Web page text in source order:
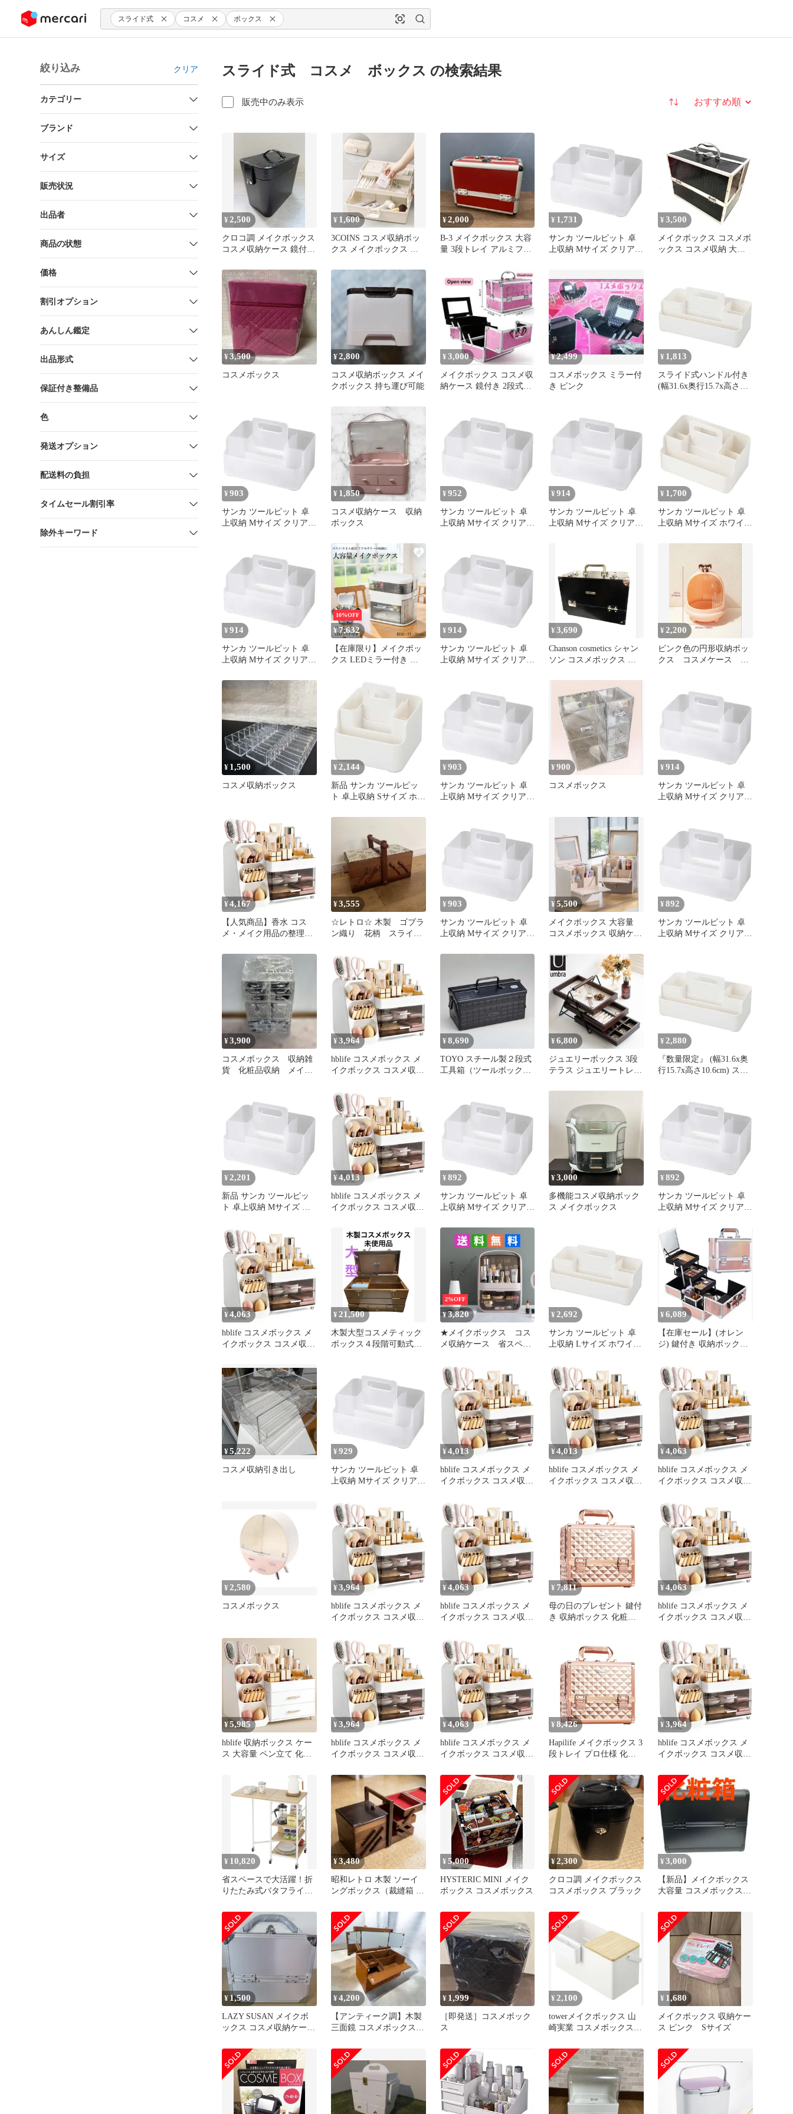
ツにスキップ スライド式 コスメ ボックス
絞り込み クリア
カテゴリー
ブランド
サイズ
販売状況
出品者
商品の状態
価格
割引オプション
あんしん鑑定
出品形式
保証付き整備品
色
発送オプション
配送料の負担
タイムセール割引率
除外キーワード
スライド式 コスメ ボックス の検索結果
販売中のみ表示 並び替え
¥ 2,500
クロコ調 メイクボックス
コスメ収納ケース 鏡付き
¥ 1,600
3COINS コスメ収納ボッ
クス メイクボックス ツ
¥2,000
B-3 メイクボックス 大容
量 3段トレイ アルミフレ
¥ 1,731
サンカ ツールピット 卓
上収納 Mサイズ クリア
ドル付き 積み重ね可能
メイクボックス リモコン
ラック コスメ化粧品収納
収納ボックス おしゃれ
卓上 日本製 収納ケース
squ+ NTP-MCL
¥ 3,500
メイクボックス コスメボ
ックス コスメ収納 大容
¥3,500
コスメボックス
¥2,800
コスメ収納ボックス メイ
クボックス 持ち運び可能
¥ 3,000
メイクボックス コスメ収
納ケース 鏡付き 2段式
¥2,499
コスメボックス ミラー付
き ピンク
¥ 1,813
スライド式ハンドル付き
(幅31.6x奥行15.7x高さ
リモコンラック コスメ化
粧品収納 Lサイズ 収納ボ
ックス おしゃれ 卓上収
納 卓上 日本製 ツールピ
ット 収納ケース squ+ サ
¥ 903
サンカ ツールピット 卓
上収納 Mサイズ クリア
ドル付き 積み重ね可能
メイクボックス リモコン
ラック コスメ化粧品収納
収納ボックス おしゃれ
卓上 日本製 収納ケース
squ＋ NTP-M 0
¥ 1,850
コスメ収納ケース 収納
ボックス
¥ 952
サンカ ツールピット 卓
上収納 Mサイズ クリア
ドル付き 積み重ね可能
メイクボックス リモコン
ラック コスメ化粧品収納
収納ボックス おしゃれ
squ＋ NTP-M 1
¥ 914
サンカ ツールピット 卓
上収納 Mサイズ クリア
10.6cm) スライド式ハン
メイクボックス リモコン
ラック コスメ化粧品収納
収納ボックス おしゃれ
卓上 日本製 収納ケース
squ＋ NTP-M 0
¥ 1,700
サンカ ツールピット 卓
上収納 Mサイズ ホワイト
10.6cm) スライド式ハン
メイクボックス リモコン
ラック コスメ化粧品収納
収納ボックス おしゃれ
卓上 日本製 収納ケース
squ+ NTP-MW
¥ 914
サンカ ツールピット 卓
上収納 Mサイズ クリア
10.6cm) スライド式ハン
ドル付き 積み重ね可能
メイクボックス リモコン
ラック コスメ化粧品収納
収納ボックス おしゃれ
卓上 日本製 収納ケース
squ＋ NTP-M 0
10%OFF
¥7,632
【在庫限り】メイクボッ
クス LEDミラー付き 大
コスメ ボックス 可愛い
おしゃれ 化粧品 鏡 メイ
クミラー 太陽光 ボック
ス メイクケース 収納 お
洒落 スキンケア 小物入
れ インテリア ホワイト
LED USB充電 化粧品収
納
¥ 914
サンカ ツールピット 卓
上収納 Mサイズ クリア
ドル付き 積み重ね可能
メイクボックス リモコン
ラック コスメ化粧品収納
収納ボックス おしゃれ
squ＋ NTP-M 0
¥3,690
Chanson cosmetics シャン
ソン コスメボックス ミ
¥ 2,200
ピンク色の円形収納ボッ
クス コスメケース 化
¥ 1,500
コスメ収納ボックス
¥ 2,144
新品 サンカ ツールピッ
ト 卓上収納 Sサイズ ホワ
さ10.6cm) スライド式ハ
メイクボックス リモコン
ラック コスメ化粧品収納
収納ボックス おしゃれ
卓上 日本製 収納ケース
squ+ NTP
¥ 903
サンカ ツールピット 卓
上収納 Mサイズ クリア
ドル付き 積み重ね可能
メイクボックス リモコン
ラック コスメ化粧品収納
収納ボックス おしゃれ
squ＋ NTP-M 1
¥900
コスメボックス
¥ 914
サンカ ツールピット 卓
上収納 Mサイズ クリア
ドル付き 積み重ね可能
メイクボックス リモコン
ラック コスメ化粧品収納
収納ボックス おしゃれ
卓上 日本製 収納ケース
squ＋ NTP-M 0
¥4,167
【人気商品】香水 コス
メ・メイク用品の整理収
性 防水 防塵 口紅収納ケ
ース 小物入れ 引き出し
付き 仕切り 収納ボック
ス 化粧品 (ホワイト) メ
イク収納ケース コスメ収
納ボックス メイクボック
ス コスメボックス hblife
¥3,555
☆レトロ☆ 木製 ゴブラ
ン織り 花柄 スライド
ス 裁縫箱
¥ 903
サンカ ツールピット 卓
上収納 Mサイズ クリア
10.6cm) スライド式ハン
メイクボックス リモコン
ラック コスメ化粧品収納
収納ボックス おしゃれ
卓上 日本製 収納ケース
squ＋ NTP-M 0
¥5,500
メイクボックス 大容量
コスメボックス 収納ケー
¥ 892
サンカ ツールピット 卓
上収納 Mサイズ クリア
メイクボックス リモコン
ラック コスメ化粧品収納
収納ボックス おしゃれ
卓上 日本製 収納ケース
squ＋ NTP-M 1
¥3,900
コスメボックス 収納雑
貨 化粧品収納 メイク
¥3,964
hblife コスメボックス メ
イクボックス コスメ収納
ス 化粧品 収納ボックス
仕切り 引き出し付き 小
物入れ 防塵 防水 強い耐
久性 人気ギフト コス
メ・メイク用品の整理収
納 香水 口紅収納ケース
(ホワイト) 1
¥8,690
TOYO スチール製２段式
工具箱（ツールボック
TOYOSTEEL 日本製 おし
ゃれ スチール製 大容量
衛生用品 収納 救急箱 裁
縫箱 コスメボックス メ
¥6,800
ジュエリーボックス 3段
テラス ジュエリートレー
収納 小物入れ アクセサ
リー収納 アクセ収納 小
物ケース 収納 スライド
収納トレイ コスメボック
ス トレイ 小物 おしゃれ
¥ 2,880
『数量限定』 (幅31.6x奥
行15.7x高さ10.6cm) スラ
クボックス リモコンラッ
ク Lサイズ コスメ化粧品
収納 収納ボックス 卓上
収納 おしゃれ 卓上 ツー
ルピット 日本製 収納ケ
ース サンカ squ+
¥ 2,201
新品 サンカ ツールピッ
ト 卓上収納 Mサイズ ク
さ10.6cm) スライド式ハ
ンドル付き 積み重ね可能
メイクボックス リモコン
ラック コスメ化粧品収納
収納ボックス おしゃれ
卓上 日本製 収納ケース
squ+ NTP-
¥4,013
hblife コスメボックス メ
イクボックス コスメ収納
ス 化粧品 収納ボックス
仕切り 引き出し付き 小
物入れ 防塵 防水 強い耐
久性 人気ギフト コス
メ・メイク用品の整理収
納 香水 口紅収納ケース
(ホワイト) 1
¥ 892
サンカ ツールピット 卓
上収納 Mサイズ クリア
10.6cm) スライド式ハン
ドル付き 積み重ね可能
メイクボックス リモコン
ラック コスメ化粧品収納
収納ボックス おしゃれ
卓上 日本製 収納ケース
squ＋ NTP-M 1
¥3,000
多機能コスメ収納ボック
ス メイクボックス
¥ 892
サンカ ツールピット 卓
上収納 Mサイズ クリア
10.6cm) スライド式ハン
ドル付き 積み重ね可能
メイクボックス リモコン
ラック コスメ化粧品収納
収納ボックス おしゃれ
卓上 日本製 収納ケース
squ＋ NTP-M 0
¥4,063
hblife コスメボックス メ
イクボックス コスメ収納
ス 化粧品 収納ボックス
仕切り 引き出し付き 小
物入れ 防塵 防水 強い耐
久性 人気ギフト コス
メ・メイク用品の整理収
納 香水 口紅収納ケース
(ホワイト) 1
¥ 21,500
木製大型コスメティック
ボックス４段階可動式三
2%OFF
¥3,820
★メイクボックス コス
メ収納ケース 省スペー
化粧箱
¥ 2,692
サンカ ツールピット 卓
上収納 Lサイズ ホワイト
10.6cm) スライド式ハン
ドル付き 積み重ね可能
メイクボックス リモコン
ラック コスメ化粧品収納
収納ボックス おしゃれ
卓上 日本製 収納ケース
squ+ NTP-LW
¥ 6,089
【在庫セール】(オレン
ジ) 鍵付き 収納ボックス
メイク道具 コスメ収納
化粧品収納 大容量 メイ
クボックス プロ仕様
Hapilife
¥5,222
コスメ収納引き出し
¥ 929
サンカ ツールピット 卓
上収納 Mサイズ クリア
10.6cm) スライド式ハン
ドル付き 積み重ね可能
メイクボックス リモコン
ラック コスメ化粧品収納
収納ボックス おしゃれ
卓上 日本製 収納ケース
squ＋ NTP-M 0
¥4,013
hblife コスメボックス メ
イクボックス コスメ収納
ス 化粧品 収納ボックス
仕切り 引き出し付き 小
物入れ 防塵 防水 強い耐
久性 人気ギフト コス
メ・メイク用品の整理収
納 香水 口紅収納ケース
(ホワイト) 1
¥4,013
hblife コスメボックス メ
イクボックス コスメ収納
仕切り 引き出し付き 小
物入れ 防塵 防水 強い耐
久性 人気ギフト コス
メ・メイク用品の整理収
納 香水 口紅収納ケース
(ホワイト) 1
¥4,063
hblife コスメボックス メ
イクボックス コスメ収納
ス 化粧品 収納ボックス
仕切り 引き出し付き 小
物入れ 防塵 防水 強い耐
久性 人気ギフト コス
メ・メイク用品の整理収
納 香水 口紅収納ケース
(ホワイト) 1
¥2,580
コスメボックス
¥3,964
hblife コスメボックス メ
イクボックス コスメ収納
ス 化粧品 収納ボックス
仕切り 引き出し付き 小
物入れ 防塵 防水 強い耐
久性 人気ギフト コス
メ・メイク用品の整理収
納 香水 口紅収納ケース
(ホワイト) 1
¥4,063
hblife コスメボックス メ
イクボックス コスメ収納
ス 化粧品 収納ボックス
仕切り 引き出し付き 小
物入れ 防塵 防水 強い耐
久性 人気ギフト コス
メ・メイク用品の整理収
納 香水 口紅収納ケース
(ホワイト) 0
¥ 7,811
母の日のプレゼント 鍵付
き 収納ボックス 化粧箱
ールド) メイク道具 ネイ
ル用品 ジュエリー コス
メ収納 化粧品収納 プロ
仕様 3段トレイ メイクボ
ックス Hapilife
¥4,063
hblife コスメボックス メ
イクボックス コスメ収納
ス 化粧品 収納ボックス
仕切り 引き出し付き 小
物入れ 防塵 防水 強い耐
久性 人気ギフト コス
メ・メイク用品の整理収
納 香水 口紅収納ケース
(ホワイト) 0
¥5,985
hblife 収納ボックス ケー
ス 大容量 ペン立て 化粧
コスメボックス 強い耐久
性 整理簡単 引き出し小
物入れ おしゃれ ジュエ
リーボックス 卓上 人気
ギフト コスメ・メイク用
品の整理収納 デスクオー
ガナイザー (ホワイト) 0
¥3,964
hblife コスメボックス メ
イクボックス コスメ収納
ス 化粧品 収納ボックス
仕切り 引き出し付き 小
物入れ 防塵 防水 強い耐
久性 人気ギフト コス
メ・メイク用品の整理収
納 香水 口紅収納ケース
(ホワイト) 0
¥4,063
hblife コスメボックス メ
イクボックス コスメ収納
ス 化粧品 収納ボックス
仕切り 引き出し付き 小
物入れ 防塵 防水 強い耐
久性 人気ギフト コス
メ・メイク用品の整理収
納 香水 口紅収納ケース
(ホワイト) 0
¥ 8,426
Hapilife メイクボックス 3
段トレイ プロ仕様 化粧
エリー ネイル用品 メイ
ク道具 コスメボックス
鏡付き 化粧ボックス 化
粧箱 収納ボックス 鍵付
き 母の日のプレゼン…
¥3,964
hblife コスメボックス メ
イクボックス コスメ収納
ス 化粧品 収納ボックス
仕切り 引き出し付き 小
物入れ 防塵 防水 強い耐
久性 人気ギフト コス
メ・メイク用品の整理収
納 香水 口紅収納ケース
(ホワイト) 1
¥ 10,820
省スペースで大活躍！折
りたたみ式バタフライキ
作業台・レンジ台・サブ
テーブルに使える4段収
納ラック 幅47×奥行81.5×
高さ24cm BFW-NA
¥3,480
昭和レトロ 木製 ソーイ
ングボックス（裁縫箱 /
¥5,000
HYSTERIC MINI メイク
ボックス コスメボックス
¥2,300
クロコ調 メイクボックス
コスメボックス ブラック
¥ 3,000
【新品】メイクボックス
大容量 コスメボックス
¥ 1,500
LAZY SUSAN メイクボ
ックス コスメ収納ケース
¥4,200
【アンティーク調】木製
三面鏡 コスメボックス
サー
¥ 1,999
［即発送］コスメボック
ス
¥ 2,100
towerメイクボックス 山
崎実業 コスメボックス
¥ 1,680
メイクボックス 収納ケー
ス ピンク Sサイズ